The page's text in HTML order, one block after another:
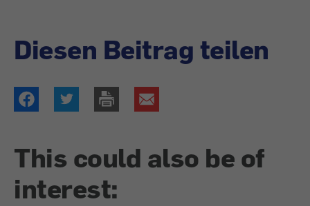
Diesen Beitrag teilen
This could also be of
interest: